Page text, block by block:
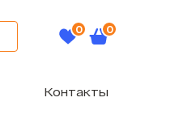
Контакты